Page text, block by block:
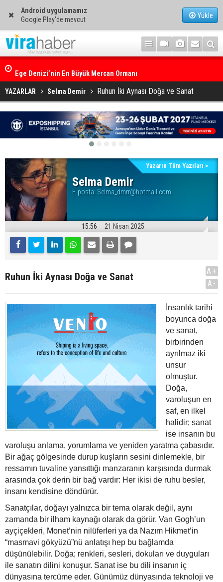
Android uygulamamız
Google Play'de mevcut
Yükle
Ege Denizi’nin En Büyük Mercan Ormanı
YAZARLAR Selma Demir Ruhun İki Aynası Doğa ve Sanat
Selma Demir
E-posta: Selma_dmrr@hotmail.com
Yazarın Tüm Yazıları >
15:56 21 Nisan 2025
Ruhun İki Aynası Doğa ve Sanat
A+
A-
İnsanlık tarihi
boyunca doğa
ve sanat,
birbirinden
ayrılmaz iki
unsur
olmuştur.
Doğa,
varoluşun en
saf, en ilkel
halidir; sanat
ise insanın bu
varoluşu anlama, yorumlama ve yeniden yaratma çabasıdır.
Bir ağaç gölgesinde durup kuşların sesini dinlemekle, bir
ressamın tuvaline yansıttığı manzaranın karşısında durmak
arasında çok derin bir bağ vardır: Her ikisi de ruhu besler,
insanı kendisine döndürür.
Sanatçılar, doğayı yalnızca bir tema olarak değil, aynı
zamanda bir ilham kaynağı olarak da görür. Van Gogh’un
ayçiçekleri, Monet’nin nilüferleri ya da Nazım Hikmet’in
“masmavi gökyüzü”nü anlatışı hep bu bağlamda
düşünülebilir. Doğa; renkleri, sesleri, dokuları ve duyguları
ile sanatın dilini konuşur. Sanat ise bu dili insanın iç
dünyasına tercüme eder. Günümüz dünyasında teknoloji ve